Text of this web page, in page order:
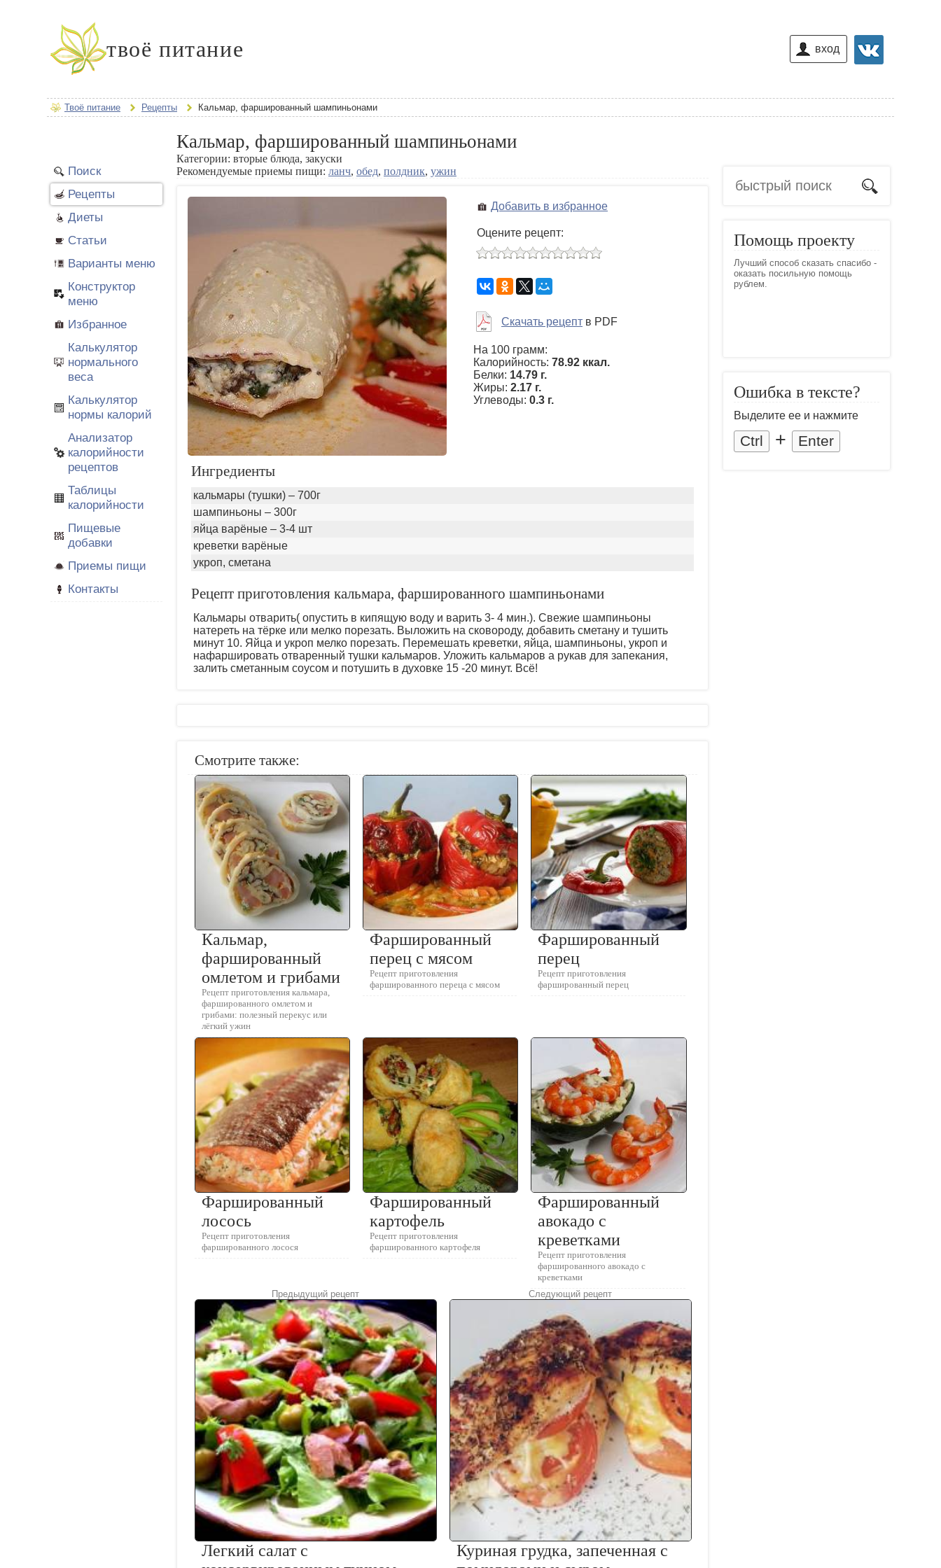
твоё питание вход
Твоё питание Рецепты Кальмар, фаршированный шампиньонами
Поиск
Рецепты
Диеты
Статьи
Варианты меню
Конструктор
меню
Избранное
Калькулятор
нормального
веса
Калькулятор
нормы калорий
Анализатор
калорийности
рецептов
Таблицы
калорийности
Пищевые
добавки
Приемы пищи
Контакты
Кальмар, фаршированный шампиньонами
Категории: вторые блюда, закуски
Рекомендуемые приемы пищи: ланч, обед, полдник, ужин
Добавить в избранное
Оцените рецепт:
Скачать рецепт в PDF
На 100 грамм:
Калорийность: 78.92 ккал.
Белки: 14.79 г.
Жиры: 2.17 г.
Углеводы: 0.3 г.
Ингредиенты
кальмары (тушки) – 700г
шампиньоны – 300г
яйца варёные – 3-4 шт
креветки варёные
укроп, сметана
Рецепт приготовления кальмара, фаршированного шампиньонами
Кальмары отварить( опустить в кипящую воду и варить 3- 4 мин.). Свежие шампиньоны
натереть на тёрке или мелко порезать. Выложить на сковороду, добавить сметану и тушить
минут 10. Яйца и укроп мелко порезать. Перемешать креветки, яйца, шампиньоны, укроп и
нафаршировать отваренный тушки кальмаров. Уложить кальмаров а рукав для запекания,
залить сметанным соусом и потушить в духовке 15 -20 минут. Всё!
Смотрите также:
Кальмар,
фаршированный
омлетом и грибами
Рецепт приготовления кальмара,
фаршированного омлетом и
грибами: полезный перекус или
лёгкий ужин
Фаршированный
перец с мясом
Рецепт приготовления
фаршированного переца с мясом
Фаршированный
перец
Рецепт приготовления
фаршированный перец
Фаршированный
лосось
Рецепт приготовления
фаршированного лосося
Фаршированный
картофель
Рецепт приготовления
фаршированного картофеля
Фаршированный
авокадо с
креветками
Рецепт приготовления
фаршированного авокадо с
креветками
Предыдущий рецепт
Легкий салат с
Следующий рецепт
Куриная грудка, запеченная с
Помощь проекту
Лучший способ сказать спасибо -
оказать посильную помощь
рублем.
Ошибка в тексте?
Выделите ее и нажмите
Ctrl + Enter